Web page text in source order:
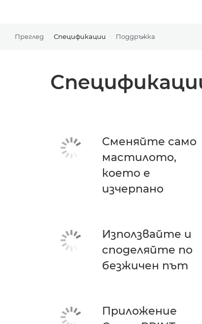
Преглед Спецификации Поддръжка
Сменяйте само
мастилото,
което е
изчерпано
Използвайте и
споделяйте по
безжичен път
Приложение